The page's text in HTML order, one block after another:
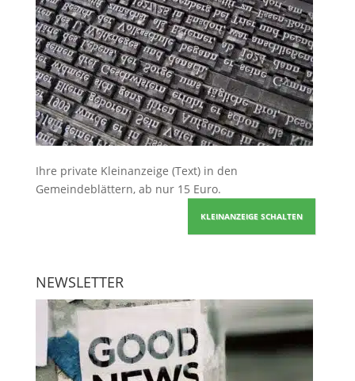
Ihre private Kleinanzeige (Text) in den
Gemeindeblättern, ab nur 15 Euro.
KLEINANZEIGE SCHALTEN
NEWSLETTER